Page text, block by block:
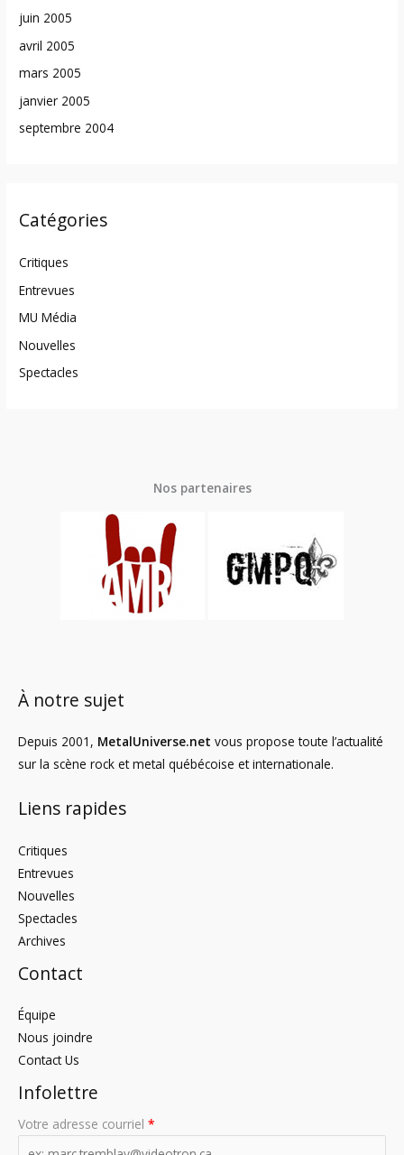
juin 2005
avril 2005
mars 2005
janvier 2005
septembre 2004
Catégories
Critiques
Entrevues
MU Média
Nouvelles
Spectacles
Nos partenaires
À notre sujet
Depuis 2001, MetalUniverse.net vous propose toute l’actualité
sur la scène rock et metal québécoise et internationale.
Liens rapides
Critiques
Entrevues
Nouvelles
Spectacles
Archives
Contact
Équipe
Nous joindre
Contact Us
Infolettre
Votre adresse courriel *